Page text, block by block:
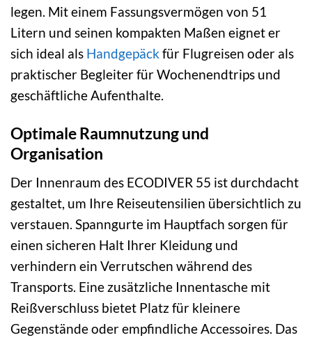
legen. Mit einem Fassungsvermögen von 51
Litern und seinen kompakten Maßen eignet er
sich ideal als Handgepäck für Flugreisen oder als
praktischer Begleiter für Wochenendtrips und
geschäftliche Aufenthalte.
Optimale Raumnutzung und
Organisation
Der Innenraum des ECODIVER 55 ist durchdacht
gestaltet, um Ihre Reiseutensilien übersichtlich zu
verstauen. Spanngurte im Hauptfach sorgen für
einen sicheren Halt Ihrer Kleidung und
verhindern ein Verrutschen während des
Transports. Eine zusätzliche Innentasche mit
Reißverschluss bietet Platz für kleinere
Gegenstände oder empfindliche Accessoires. Das